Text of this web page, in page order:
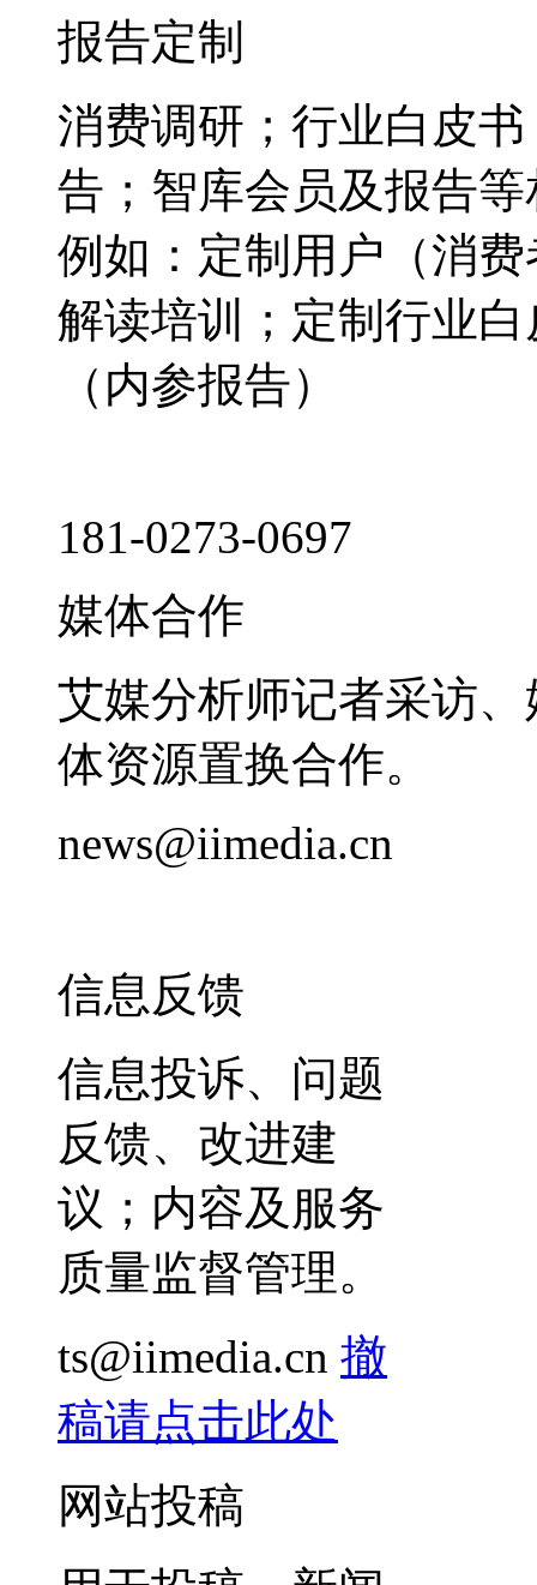
报告定制
消费调研；行业白皮
告；智库会员及报告
例如：定制用户（消
解读培训；定制行业
（内参报告）
181-0273-0697
媒体合作
艾媒分析师记者采访
体资源置换合作。
news@iimedia.cn
信息反馈
信息投诉、问题
反馈、改进建
议；内容及服务
质量监督管理。
ts@iimedia.cn 撤
稿请点击此处
网站投稿